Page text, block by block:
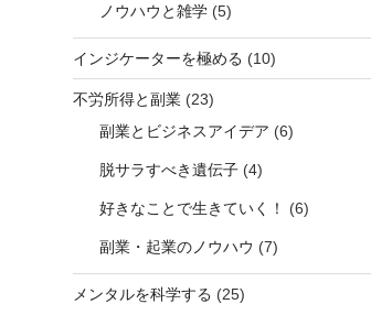
ノウハウと雑学(5)
インジケーターを極める (10)
不労所得と副業(23)
副業とビジネスアイデア (6)
脱サラすべき遺伝子(4)
好きなことで生きていく！ (6)
副業・起業のノウハウ (7)
メンタルを科学する (25)